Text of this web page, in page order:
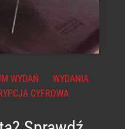
WYDAŃ
WYDANIA
CYFROWA